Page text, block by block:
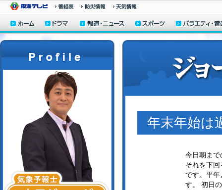
年末年始は
今日朝まで
それを下
です。平
す。 初日